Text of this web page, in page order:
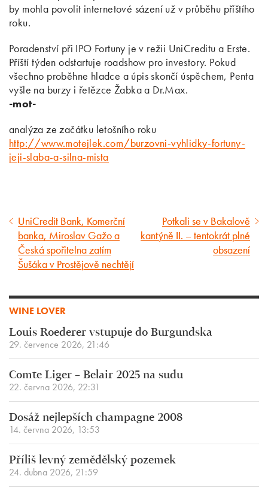
by mohla povolit internetové sázení už v průběhu příštího
roku.
Poradenství při IPO Fortuny je v režii UniCreditu a Erste.
Příští týden odstartuje roadshow pro investory. Pokud
všechno proběhne hladce a úpis skončí úspěchem, Penta
vyšle na burzy i řetězce Žabka a Dr.Max.
-mot-
analýza ze začátku letošního roku
http://www.motejlek.com/burzovni-vyhlidky-fortuny-
jeji-slaba-a-silna-mista
Předcházející
článek
UniCredit Bank, Komerční
banka, Miroslav Gažo a
Česká spořitelna zatím
Šušáka v Prostějově nechtějí
Následující
článek
Potkali se v Bakalově
kantýně II. – tentokrát plné
obsazení
WINE LOVER
Louis Roederer vstupuje do Burgundska
29. července 2026, 21:46
Comte Liger – Belair 2025 na sudu
22. června 2026, 22:31
Dosáž nejlepších champagne 2008
14. června 2026, 13:53
Příliš levný zemědělský pozemek
24. dubna 2026, 21:59